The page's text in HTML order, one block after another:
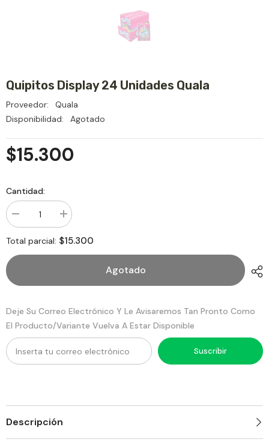
Quipitos Display 24 Unidades Quala
Proveedor:
Quala
Disponibilidad:
Agotado
$15.300
Cantidad:
Disminuir
cantidad
para
Quipitos
Display
aumentar
la
cantidad
para
Quipitos
Total parcial: $15.300
Agotado
Deje Su Correo Electrónico Y Le Avisaremos Tan Pronto Como
El Producto/variante Vuelva A Estar Disponible
Suscribir
Descripción